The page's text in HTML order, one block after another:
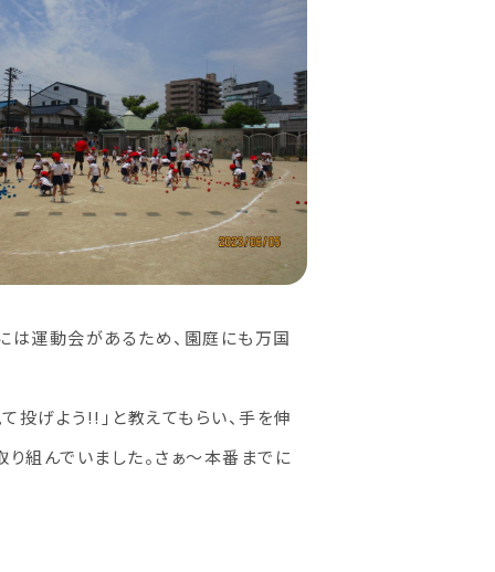
は運動会があるため、園庭にも万国
投げよう!!」と教えてもらい、手を伸
組んでいました。さぁ～本番までに